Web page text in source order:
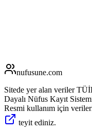
nufusune.com
Sitede yer alan veriler
Dayalı Nüfus Kayıt
Resmi kullanım için
teyit ediniz.